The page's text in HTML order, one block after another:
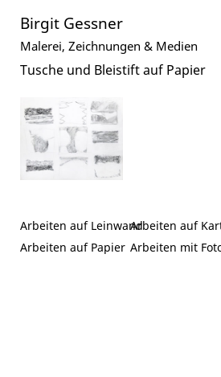
Birgit Gessner
Malerei, Zeichnungen & Medien
Tusche und Bleistift auf Papier
Arbeiten auf Leinwand
Arbeiten auf Papier
Arbeiten auf
Arbeiten mit